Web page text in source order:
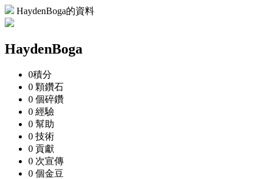
HaydenBoga的資料
HaydenBoga
0積分
0 顆鑽石
0 個碎鑽
0 經驗
0 幫助
0 技術
0 貢獻
0 次宣傳
0 個金豆